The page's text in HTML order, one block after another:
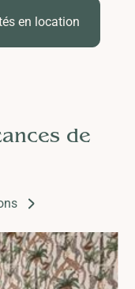
en location
de